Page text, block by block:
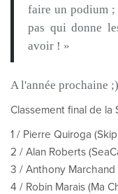
faire un podium ;
pas qui donne
avoir ! »
A l'année prochaine ;)
Classement final de
1 / Pierre Quiroga
2 / Alan Roberts
3 / Anthony Marchand
4 / Robin Marais (Ma